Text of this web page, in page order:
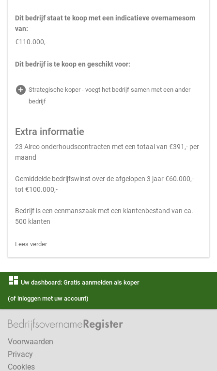
Dit bedrijf staat te koop met een indicatieve overnamesom
van:
€110.000,-
Dit bedrijf is te koop en geschikt voor:
add_circle Strategische koper - voegt het bedrijf samen met een ander
bedrijf
Extra informatie
23 Airco onderhoudscontracten met een totaal van €391,- per
maand
Gemiddelde bedrijfswinst over de afgelopen 3 jaar €60.000,-
tot €100.000,-
Bedrijf is een eenmanszaak met een klantenbestand van ca.
500 klanten
Lees verder
dashboard Uw dashboard: Gratis aanmelden als koper
(of inloggen met uw account)
Voorwaarden
Privacy
Cookies